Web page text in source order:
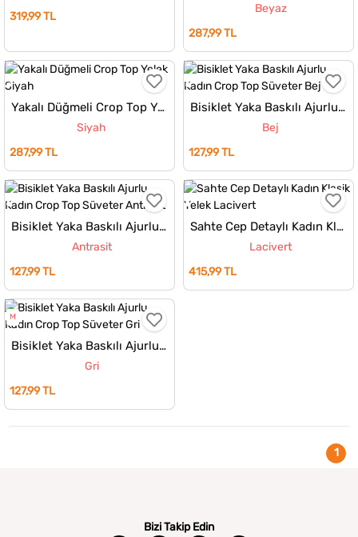
319,99 TL
Beyaz
287,99 TL
Yakalı Düğmeli Crop Top Yelek
Siyah
287,99 TL
Bisiklet Yaka Baskılı Ajurlu Kadın Crop Top Süveter
Bej
127,99 TL
Bisiklet Yaka Baskılı Ajurlu Kadın Crop Top Süveter
Antrasit
127,99 TL
Sahte Cep Detaylı Kadın Klasik Yelek
Lacivert
415,99 TL
M
Bisiklet Yaka Baskılı Ajurlu Kadın Crop Top Süveter
Gri
127,99 TL
1
Bizi Takip Edin